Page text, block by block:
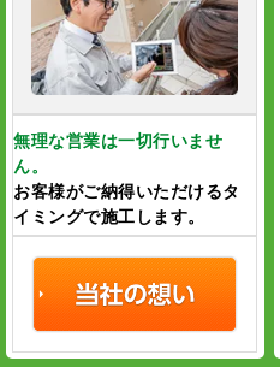
無理な営業は一切行いませ
ん。
お客様がご納得いただけるタ
イミングで施工します。